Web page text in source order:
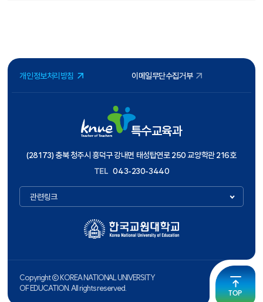
개인정보처리방침 이메일무단수집거부
특수교육과
(28173) 충북 청주시 흥덕구 강내면 태성탑연로 250 교양학관 216호
TEL 043-230-3440
관련링크
Copyright ⓒ KOREA NATIONAL UNIVERSITY
OF EDUCATION. All rights reserved.
TOP